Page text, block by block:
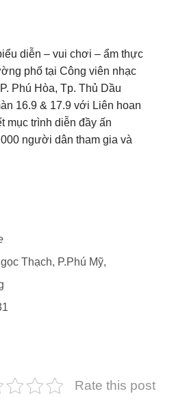
diễn – vui chơi – ẩm thực
phố tại Công viên nhạc
Phú Hòa, Tp. Thủ Dầu
16.9 & 17.9 với Liên hoan
mục trình diễn đầy ấn
người dân tham gia và
Thạch, P.Phú Mỹ,
Rate this post